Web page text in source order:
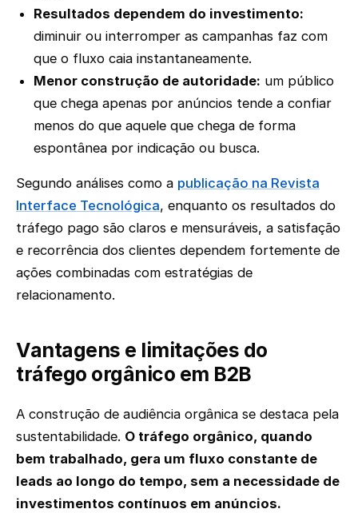
Resultados dependem do investimento:
diminuir ou interromper as campanhas faz com
que o fluxo caia instantaneamente.
Menor construção de autoridade: um público
que chega apenas por anúncios tende a confiar
menos do que aquele que chega de forma
espontânea por indicação ou busca.
Segundo análises como a publicação na Revista
Interface Tecnológica, enquanto os resultados do
tráfego pago são claros e mensuráveis, a satisfação
e recorrência dos clientes dependem fortemente de
ações combinadas com estratégias de
relacionamento.
Vantagens e limitações do
tráfego orgânico em B2B
A construção de audiência orgânica se destaca pela
sustentabilidade. O tráfego orgânico, quando
bem trabalhado, gera um fluxo constante de
leads ao longo do tempo, sem a necessidade de
investimentos contínuos em anúncios.